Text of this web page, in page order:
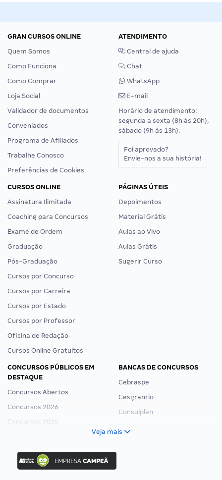
GRAN CURSOS ONLINE
Quem Somos
Como Funciona
Como Comprar
Loja Social
Validador de documentos
Conveniados
Programa de Afiliados
Trabalhe Conosco
Preferências de Cookies
ATENDIMENTO
Central de ajuda
Chat
WhatsApp
E-mail
Horário de atendimento:
segunda a sexta (8h às 20h),
sábado (9h às 13h).
Foi aprovado?
Envie-nos a sua história!
CURSOS ONLINE
Assinatura Ilimitada
Coaching para Concursos
Exame de Ordem
Graduação
Pós-Graduação
Cursos por Concurso
Cursos por Carreira
Cursos por Estado
Cursos por Professor
Oficina de Redação
Cursos Online Gratuitos
PÁGINAS ÚTEIS
Depoimentos
Material Grátis
Aulas ao Vivo
Aulas Grátis
Sugerir Curso
CONCURSOS PÚBLICOS EM
DESTAQUE
Concursos Abertos
Concursos 2026
Concursos 2025
Concurso Ibama
Concurso MPU
BANCAS DE CONCURSOS
Cebraspe
Cesgranrio
Consulplan
Veja mais